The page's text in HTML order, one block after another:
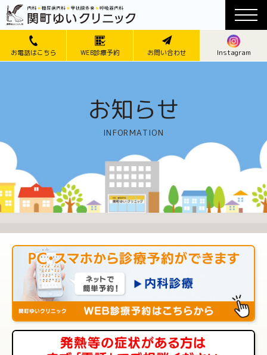
お電話はこちら WEB診療予約 お問い合わせ Instagram
お知らせ
INFORMATION